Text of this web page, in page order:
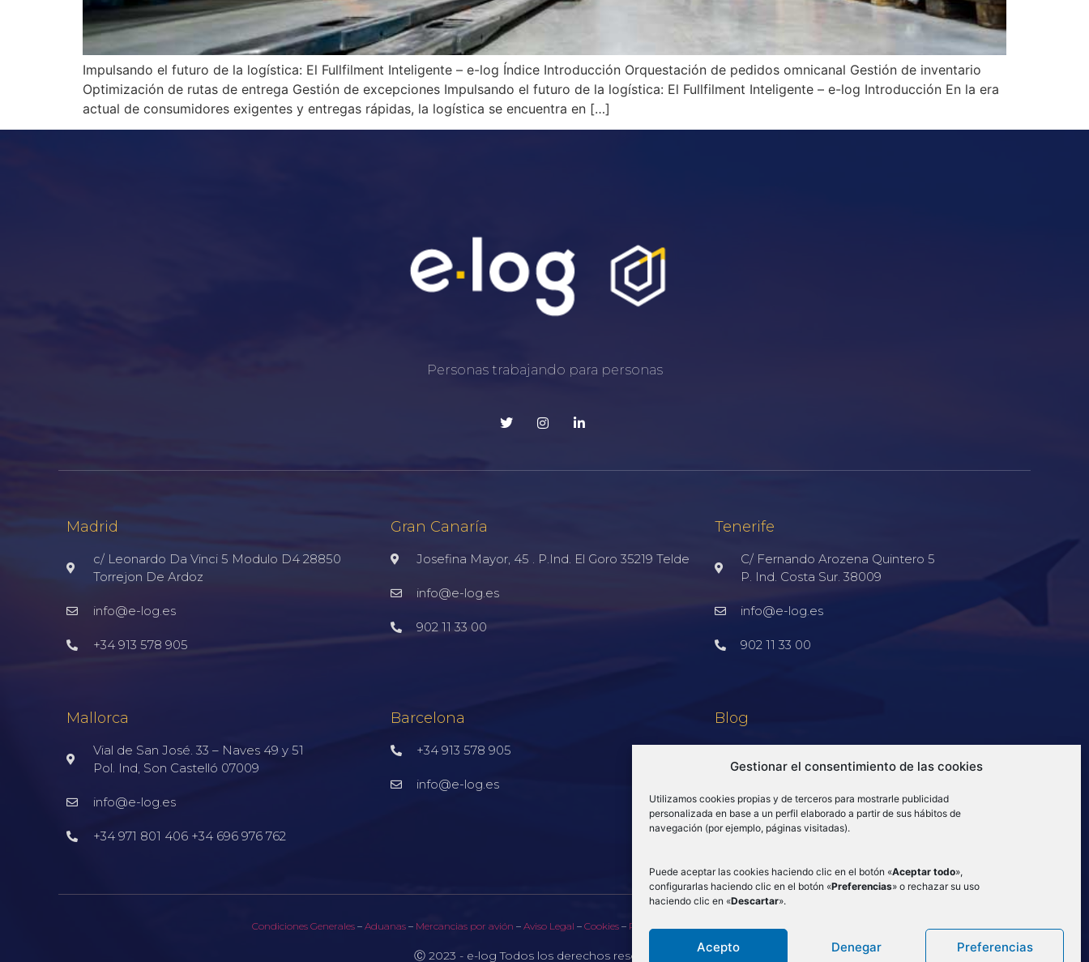
Gestionar el consentimiento de las cookies
Utilizamos cookies propias y de terceros para mostrarle publicidad
personalizada en base a un perfil elaborado a partir de sus hábitos de
navegación (por ejemplo, páginas visitadas).
Puede aceptar las cookies haciendo clic en el botón «Aceptar todo»,
configurarlas haciendo clic en el botón «Preferencias» o rechazar su uso
haciendo clic en «Descartar».
Acepto Denegar Preferencias
Impulsando el futuro de la logística: El Fullfilment Inteligente – e-log Índice Introducción Orquestación de pedidos omnicanal Gestión de inventario
Optimización de rutas de entrega Gestión de excepciones Impulsando el futuro de la logística: El Fullfilment Inteligente – e-log Introducción En la era
actual de consumidores exigentes y entregas rápidas, la logística se encuentra en […]
Personas trabajando para personas
Madrid
c/ Leonardo Da Vinci 5 Modulo D4 28850
Torrejon De Ardoz
info@e-log.es
+34 913 578 905
Gran Canaría
Josefina Mayor, 45 . P.Ind. El Goro 35219 Telde
info@e-log.es
902 11 33 00
Tenerife
C/ Fernando Arozena Quintero 5
P. Ind. Costa Sur. 38009
info@e-log.es
902 11 33 00
Mallorca
Vial de San José. 33 – Naves 49 y 51
Pol. Ind, Son Castelló 07009
info@e-log.es
+34 971 801 406 +34 696 976 762
Barcelona
+34 913 578 905
info@e-log.es
Blog
Condiciones Generales – Aduanas – Mercancias por avión – Aviso Legal – Cookies – Política de privacidad
Ⓒ 2023 - e-log Todos los derechos reservados